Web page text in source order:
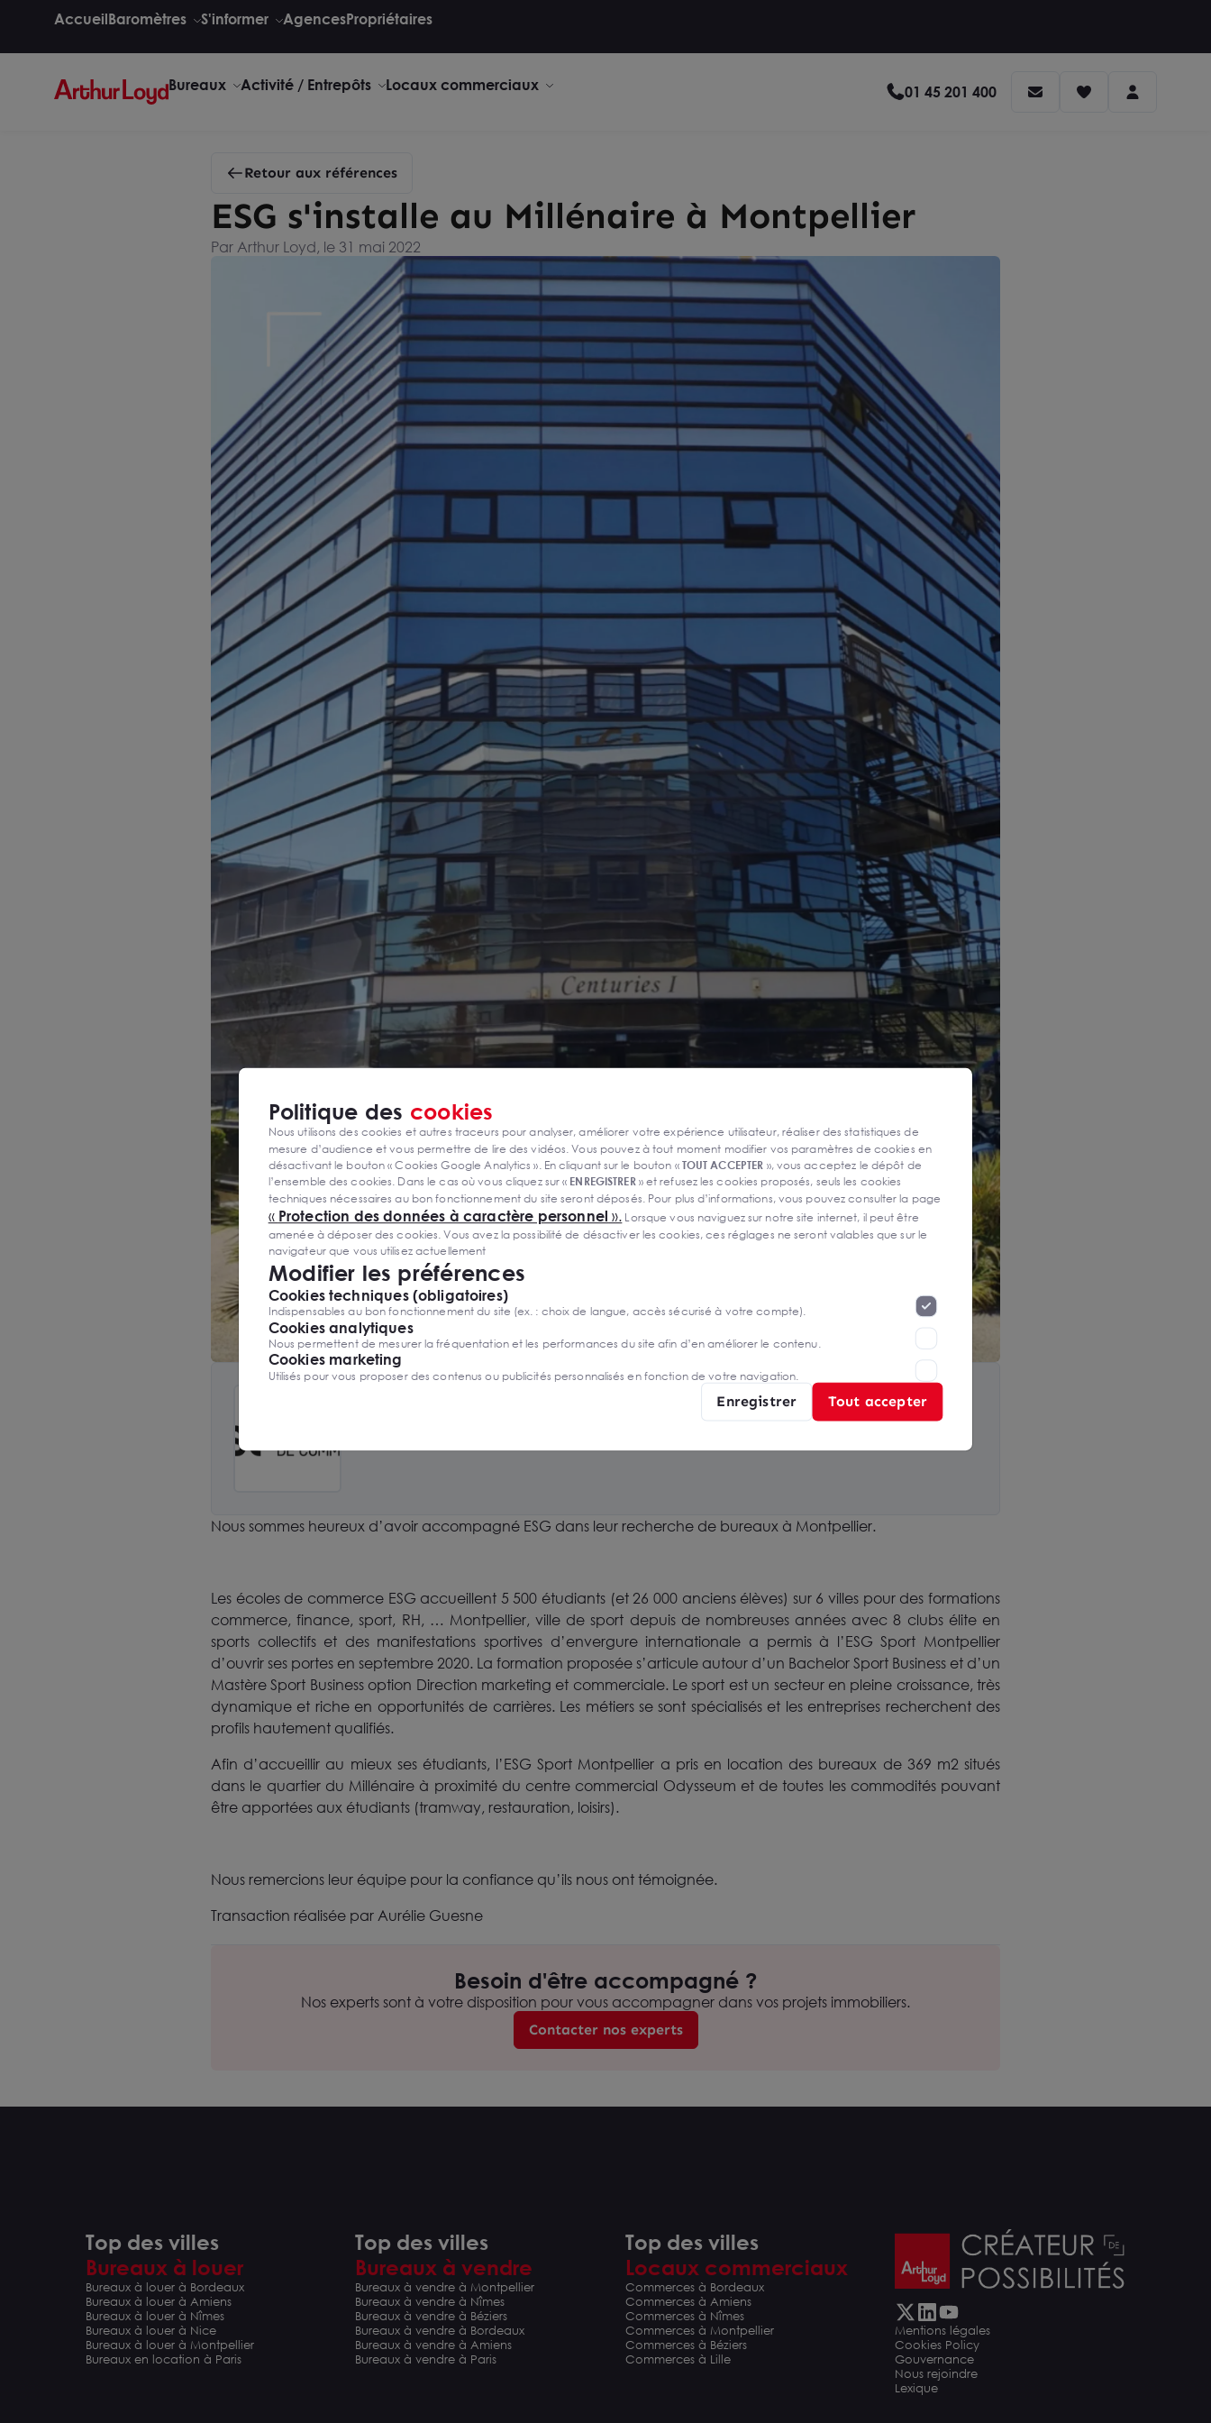
AccueilBaromètres S'informer AgencesPropriétaires
Bureaux Activité / Entrepôts Locaux commerciaux 01 45 201 400
Retour aux références
ESG s'installe au Millénaire à Montpellier
Par Arthur Loyd, le 31 mai 2022
Nous sommes heureux d’avoir accompagné ESG dans leur recherche de bureaux à Montpellier.
Les écoles de commerce ESG accueillent 5 500 étudiants (et 26 000 anciens élèves) sur 6 villes pour des formations
commerce, finance, sport, RH, … Montpellier, ville de sport depuis de nombreuses années avec 8 clubs élite en
sports collectifs et des manifestations sportives d’envergure internationale a permis à l’ESG Sport Montpellier
d’ouvrir ses portes en septembre 2020. La formation proposée s’articule autour d’un Bachelor Sport Business et d’un
Mastère Sport Business option Direction marketing et commerciale. Le sport est un secteur en pleine croissance, très
dynamique et riche en opportunités de carrières. Les métiers se sont spécialisés et les entreprises recherchent des
profils hautement qualifiés.
Afin d’accueillir au mieux ses étudiants, l’ESG Sport Montpellier a pris en location des bureaux de 369 m2 situés
dans le quartier du Millénaire à proximité du centre commercial Odysseum et de toutes les commodités pouvant
être apportées aux étudiants (tramway, restauration, loisirs).
Nous remercions leur équipe pour la confiance qu’ils nous ont témoignée.
Transaction réalisée par Aurélie Guesne
Besoin d'être accompagné ?
Nos experts sont à votre disposition pour vous accompagner dans vos projets immobiliers.
Contacter nos experts
Top des villes
Bureaux à louer
Bureaux à louer à Bordeaux
Bureaux à louer à Amiens
Bureaux à louer à Nîmes
Bureaux à louer à Nice
Bureaux à louer à Montpellier
Bureaux en location à Paris
Top des villes
Bureaux à vendre
Bureaux à vendre à Montpellier
Bureaux à vendre à Nîmes
Bureaux à vendre à Béziers
Bureaux à vendre à Bordeaux
Bureaux à vendre à Amiens
Bureaux à vendre à Paris
Top des villes
Locaux commerciaux
Commerces à Bordeaux
Commerces à Amiens
Commerces à Nîmes
Commerces à Montpellier
Commerces à Béziers
Commerces à Lille
Mentions légales
Cookies Policy
Gouvernance
Nous rejoindre
Lexique
Politique des cookies
Nous utilisons des cookies et autres traceurs pour analyser, améliorer votre expérience utilisateur, réaliser des statistiques de
mesure d’audience et vous permettre de lire des vidéos. Vous pouvez à tout moment modifier vos paramètres de cookies en
désactivant le bouton « Cookies Google Analytics ». En cliquant sur le bouton «TOUT ACCEPTER », vous acceptez le dépôt de
l’ensemble des cookies. Dans le cas où vous cliquez sur « ENREGISTRER» et refusez les cookies proposés, seuls les cookies
techniques nécessaires au bon fonctionnement du site seront déposés. Pour plus d’informations, vous pouvez consulter la page
« Protection des données à caractère personnel ». Lorsque vous naviguez sur notre site internet, il peut être
amenée à déposer des cookies. Vous avez la possibilité de désactiver les cookies, ces réglages ne seront valables que sur le
navigateur que vous utilisez actuellement
Modifier les préférences
Cookies techniques (obligatoires)
Indispensables au bon fonctionnement du site (ex. : choix de langue, accès sécurisé à votre compte).
Cookies analytiques
Nous permettent de mesurer la fréquentation et les performances du site afin d’en améliorer le contenu.
Cookies marketing
Utilisés pour vous proposer des contenus ou publicités personnalisés en fonction de votre navigation.
Enregistrer Tout accepter